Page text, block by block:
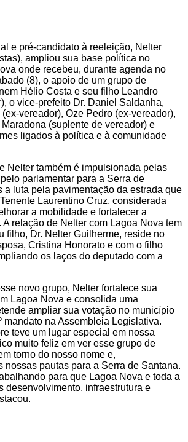
e pré-candidato à reeleição, Nelter
ampliou sua base política no
onde recebeu, durante agenda no
(8), o apoio de um grupo de
Hélio Costa e seu filho Leandro
o vice-prefeito Dr. Daniel Saldanha,
vereador), Oze Pedro (ex-vereador),
(suplente de vereador) e
ligados à política e à comunidade
Nelter também é impulsionada pelas
parlamentar para a Serra de
a luta pela pavimentação da estrada que
Laurentino Cruz, considerada
a mobilidade e fortalecer a
relação de Nelter com Lagoa Nova tem
filho, Dr. Nelter Guilherme, reside no
Cristina Honorato e com o filho
os laços do deputado com a
novo grupo, Nelter fortalece sua
Lagoa Nova e consolida uma
ampliar sua votação no município
mandato na Assembleia Legislativa.
teve um lugar especial em nossa
muito feliz em ver esse grupo de
torno do nosso nome e,
nossas pautas para a Serra de Santana.
para que Lagoa Nova e toda a
desenvolvimento, infraestrutura e